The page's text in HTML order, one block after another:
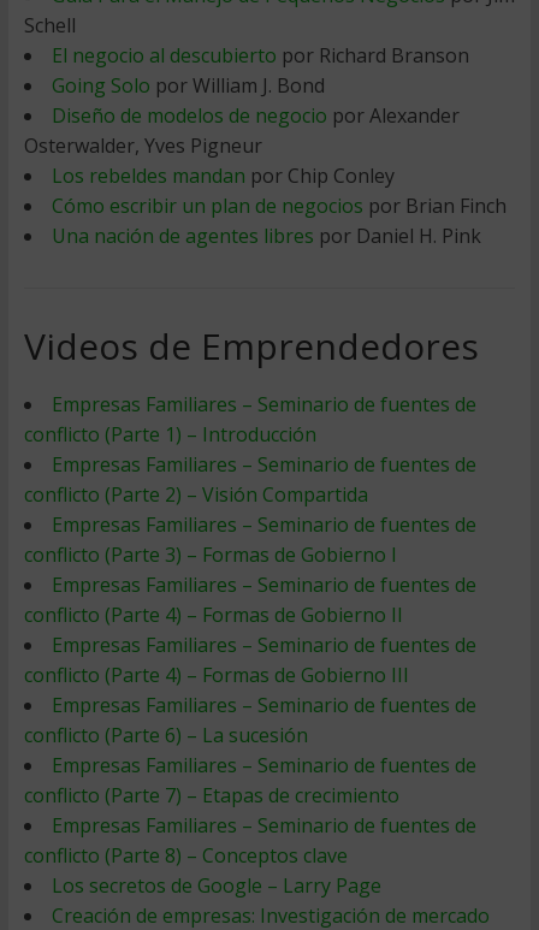
Schell
El negocio al descubierto por Richard Branson
Going Solo por William J. Bond
Diseño de modelos de negocio por Alexander
Osterwalder, Yves Pigneur
Los rebeldes mandan por Chip Conley
Cómo escribir un plan de negocios por Brian Finch
Una nación de agentes libres por Daniel H. Pink
Videos de Emprendedores
Empresas Familiares – Seminario de fuentes de
conflicto (Parte 1) – Introducción
Empresas Familiares – Seminario de fuentes de
conflicto (Parte 2) – Visión Compartida
Empresas Familiares – Seminario de fuentes de
conflicto (Parte 3) – Formas de Gobierno I
Empresas Familiares – Seminario de fuentes de
conflicto (Parte 4) – Formas de Gobierno II
Empresas Familiares – Seminario de fuentes de
conflicto (Parte 4) – Formas de Gobierno III
Empresas Familiares – Seminario de fuentes de
conflicto (Parte 6) – La sucesión
Empresas Familiares – Seminario de fuentes de
conflicto (Parte 7) – Etapas de crecimiento
Empresas Familiares – Seminario de fuentes de
conflicto (Parte 8) – Conceptos clave
Los secretos de Google – Larry Page
Creación de empresas: Investigación de mercado